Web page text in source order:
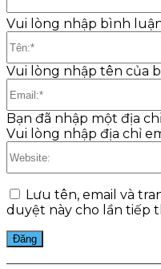
Vui lòng nhập bình
Vui lòng nhập tên của
Bạn đã nhập một địa
Vui lòng nhập địa chỉ
Lưu tên, email và
duyệt này cho lần tiếp